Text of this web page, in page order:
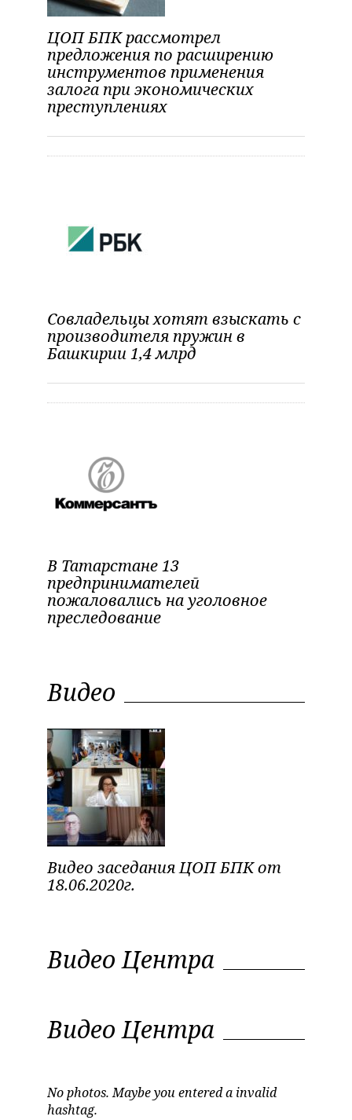
ЦОП БПК рассмотрел
предложения по расширению
инструментов применения
залога при экономических
преступлениях
Совладельцы хотят взыскать с
производителя пружин в
Башкирии 1,4 млрд
В Татарстане 13
предпринимателей
пожаловались на уголовное
преследование
Видео
Видео заседания ЦОП БПК от
18.06.2020г.
Видео Центра
Видео Центра
No photos. Maybe you entered a invalid
hashtag.